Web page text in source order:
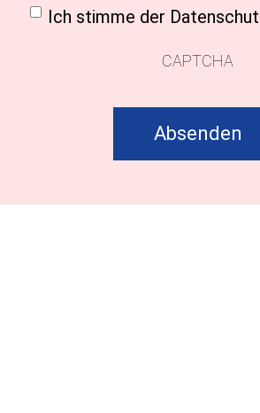
(erforderlich)
Ich stimme der
CAPTCHA